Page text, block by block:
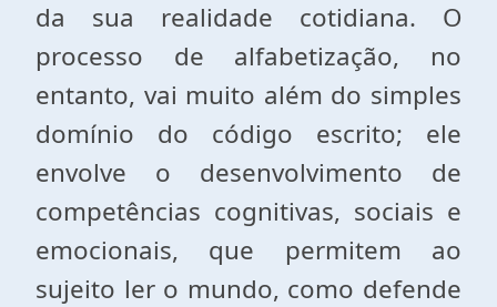
da sua realidade cotidiana. O
processo de alfabetização, no
entanto, vai muito além do simples
domínio do código escrito; ele
envolve o desenvolvimento de
competências cognitivas, sociais e
emocionais, que permitem ao
sujeito ler o mundo, como defende